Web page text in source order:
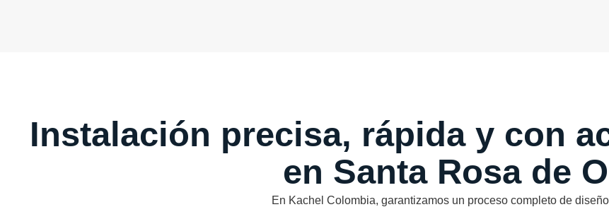
Instalación precisa, rápida y con
en Santa Rosa de
En Kachel Colombia, garantizamos un proceso completo de